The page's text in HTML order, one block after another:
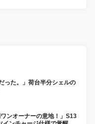
った。」荷台半分シェルの
ンオーナーの意地！」S13